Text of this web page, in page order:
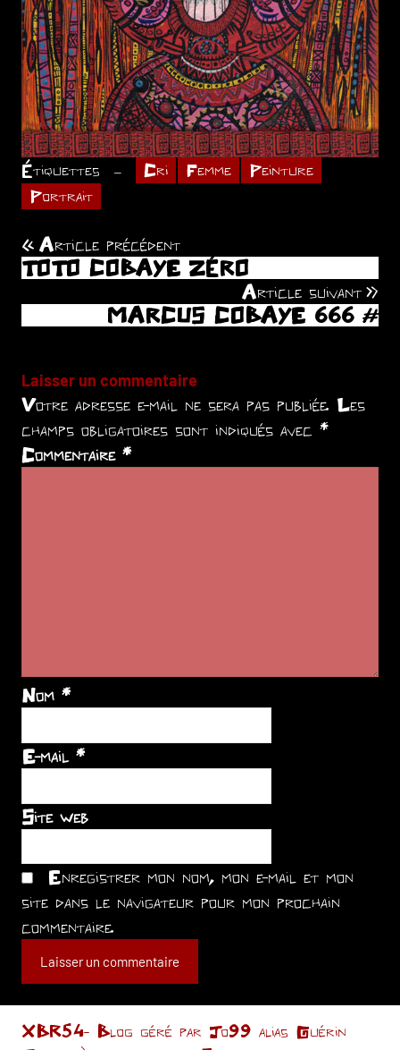
Étiquettes Cri Femme
Peinture
Portrait
Navigation
de
Article précédent
TOTO COBAYE ZÉRO
Article suivant
MARCUS COBAYE 666 #
Laisser un commentaire
Votre adresse e-mail ne sera pas publiée. Les
champs obligatoires sont indiqués avec *
Commentaire *
Nom *
E-mail *
Site web
Enregistrer mon nom, mon e-mail et mon
site dans le navigateur pour mon prochain
commentaire.
XBR54- Blog géré par Jo99 alias Guérin